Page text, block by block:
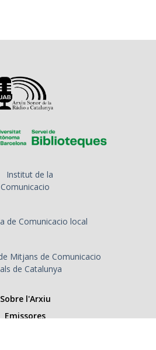
Sobre l'Arxiu
Emissores